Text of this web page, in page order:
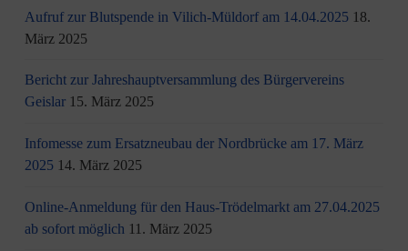
Aufruf zur Blutspende in Vilich-Müldorf am 14.04.2025 18.
März 2025
Bericht zur Jahreshauptversammlung des Bürgervereins
Geislar 15. März 2025
Infomesse zum Ersatzneubau der Nordbrücke am 17. März
2025 14. März 2025
Online-Anmeldung für den Haus-Trödelmarkt am 27.04.2025
ab sofort möglich 11. März 2025